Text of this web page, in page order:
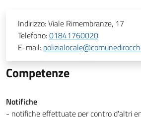
Indirizzo:Viale Rimembranze, 17
Telefono:01841760020
E-mail:
Competenze
Notifiche
- notifiche effettuate per contro d'altri